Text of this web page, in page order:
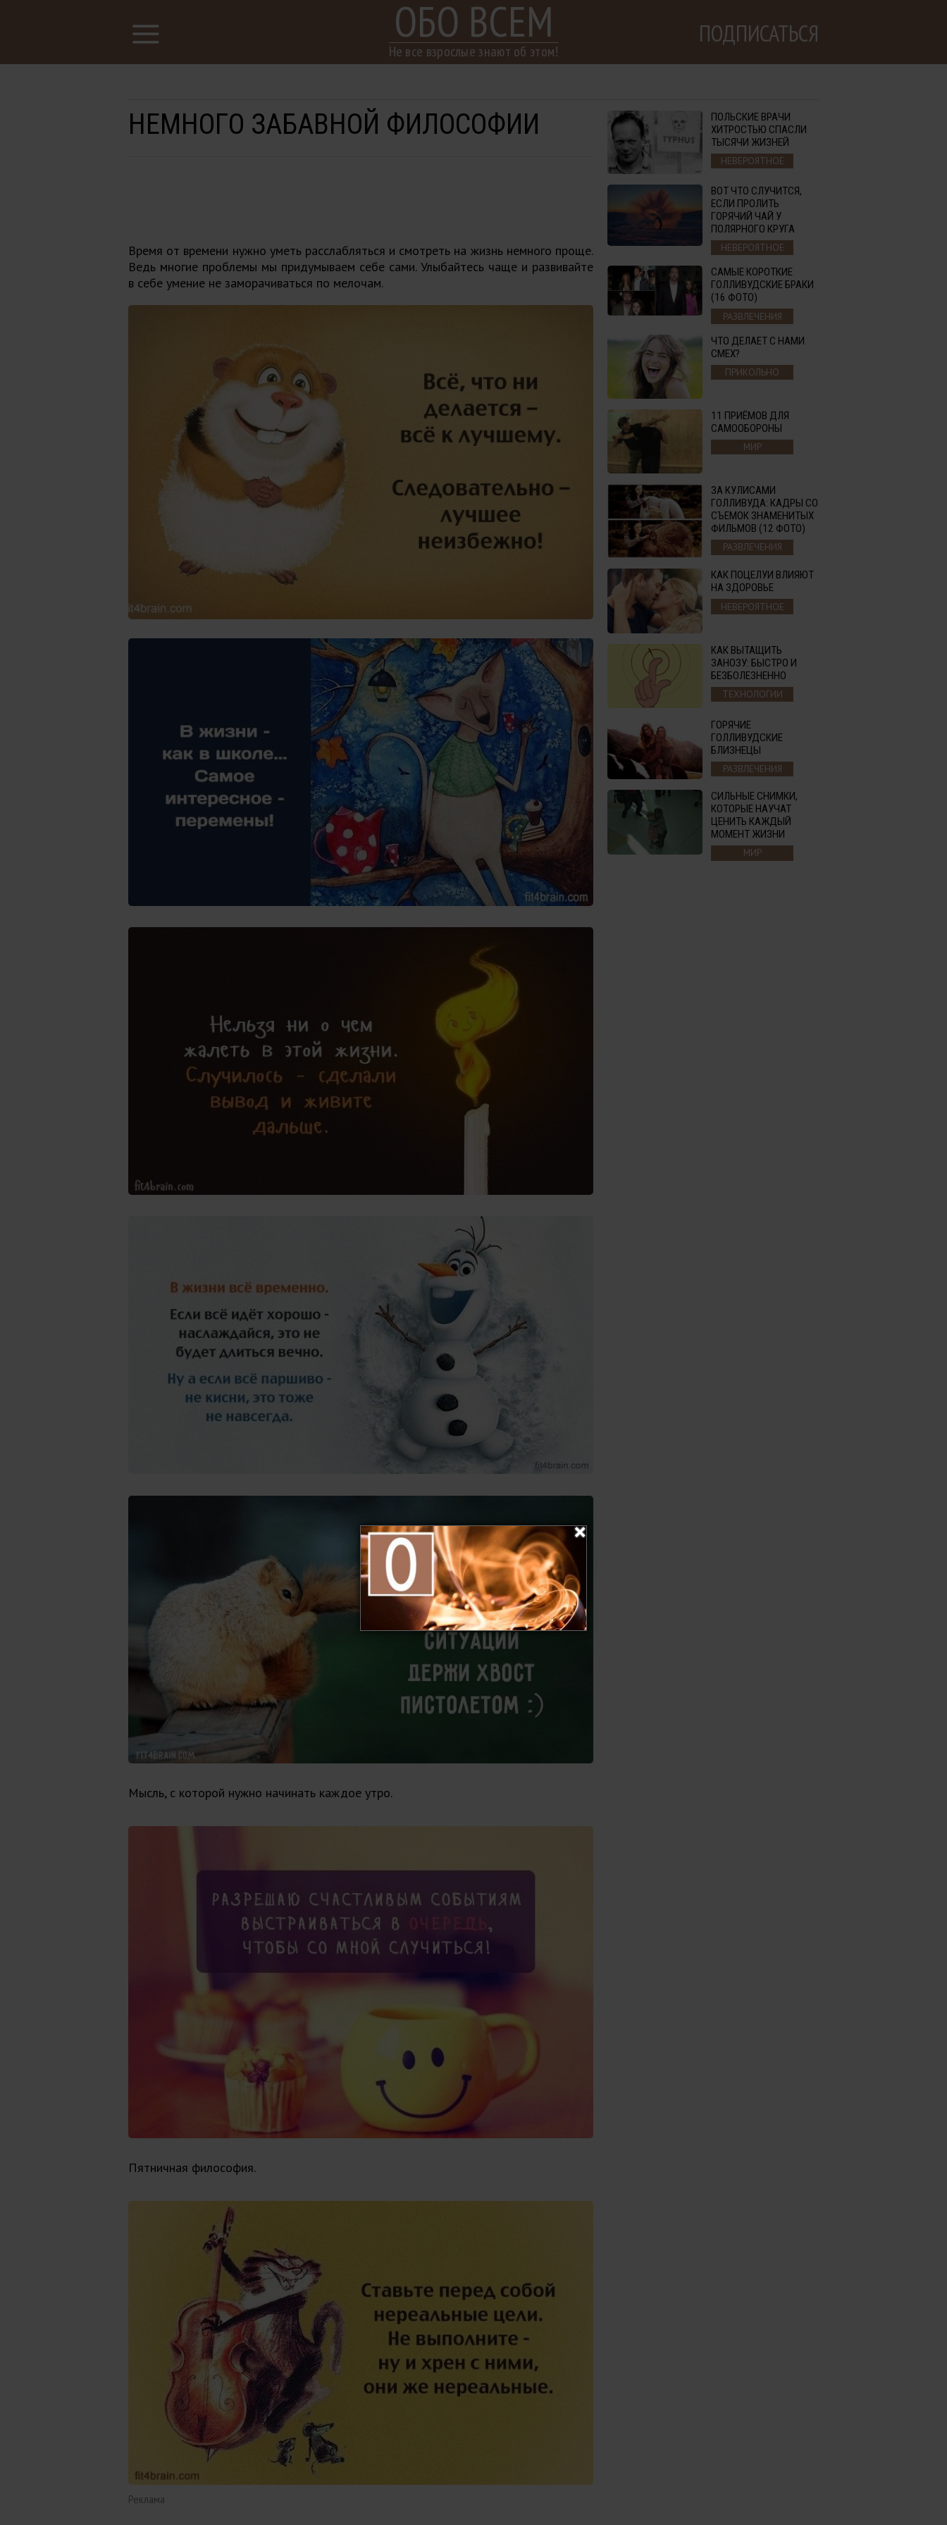
ОБО ВСЕМ
Не все взрослые знают об этом!
ПОДПИСАТЬСЯ
НЕМНОГО ЗАБАВНОЙ ФИЛОСОФИИ
Время от времени нужно уметь расслабляться и смотреть на жизнь немного проще.
Ведь многие проблемы мы придумываем себе сами. Улыбайтесь чаще и развивайте
в себе умение не заморачиваться по мелочам.
Мысль, с которой нужно начинать каждое утро.
Пятничная философия.
Реклама
ПОЛЬСКИЕ ВРАЧИ
ХИТРОСТЬЮ СПАСЛИ
ТЫСЯЧИ ЖИЗНЕЙ
НЕВЕРОЯТНОЕ
ВОТ ЧТО СЛУЧИТСЯ,
ЕСЛИ ПРОЛИТЬ
ГОРЯЧИЙ ЧАЙ У
ПОЛЯРНОГО КРУГА
НЕВЕРОЯТНОЕ
САМЫЕ КОРОТКИЕ
ГОЛЛИВУДСКИЕ БРАКИ
(16 ФОТО)
РАЗВЛЕЧЕНИЯ
ЧТО ДЕЛАЕТ С НАМИ
СМЕХ?
ПРИКОЛЬНО
11 ПРИЁМОВ ДЛЯ
САМООБОРОНЫ
МИР
ЗА КУЛИСАМИ
ГОЛЛИВУДА: КАДРЫ СО
СЪЕМОК ЗНАМЕНИТЫХ
ФИЛЬМОВ (12 ФОТО)
РАЗВЛЕЧЕНИЯ
КАК ПОЦЕЛУИ ВЛИЯЮТ
НА ЗДОРОВЬЕ
НЕВЕРОЯТНОЕ
КАК ВЫТАЩИТЬ
ЗАНОЗУ: БЫСТРО И
БЕЗБОЛЕЗНЕННО
ТЕХНОЛОГИИ
ГОРЯЧИЕ
ГОЛЛИВУДСКИЕ
БЛИЗНЕЦЫ
РАЗВЛЕЧЕНИЯ
СИЛЬНЫЕ СНИМКИ,
КОТОРЫЕ НАУЧАТ
ЦЕНИТЬ КАЖДЫЙ
МОМЕНТ ЖИЗНИ
МИР